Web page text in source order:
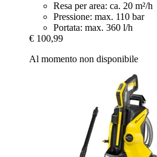
Resa per area: ca. 20 m²/h
Pressione: max. 110 bar
Portata: max. 360 l/h
€ 100,99
Al momento non disponibile